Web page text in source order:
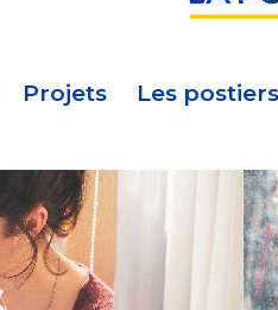
Projets Les